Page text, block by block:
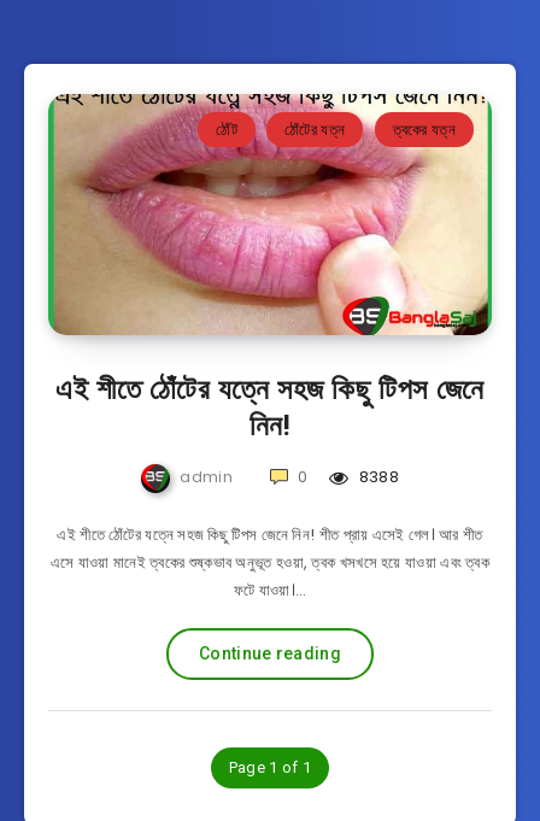
ঠোঁট ঠোঁটের যত্ন ত্বকের যত্ন
এই শীতে ঠোঁটের যত্নে সহজ কিছু টিপস জেনে
নিন!
admin 0 8388
এই শীতে ঠোঁটের যত্নে সহজ কিছু টিপস জেনে নিন! শীত প্রায় এসেই গেল। আর শীত
এসে যাওয়া মানেই ত্বকের শুষ্কভাব অনুভূত হওয়া, ত্বক খসখসে হয়ে যাওয়া এবং ত্বক
ফটে যাওয়া।…
Continue reading
Page 1 of 1